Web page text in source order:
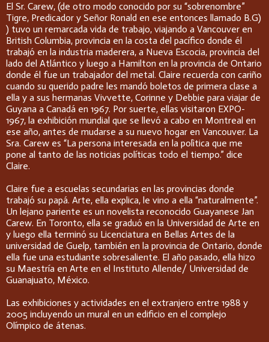
El Sr. Carew, (de otro modo conocido por su “sobrenombre”
Tigre, Predicador y Señor Ronald en ese entonces llamado B.G)
) tuvo un remarcada vida de trabajo, viajando a Vancouver en
British Columbia, provincia en la costa del pacífico donde él
trabajó en la industria maderera, a Nueva Escocia, provincia del
lado del Atlántico y luego a Hamilton en la provincia de Ontario
donde él fue un trabajador del metal. Claire recuerda con cariño
cuando su querido padre les mandó boletos de primera clase a
ella y a sus hermanas Vivvette, Corinne y Debbie para viajar de
Guyana a Canadá en 1967. Por suerte, ellas visitaron EXPO-
1967, la exhibición mundial que se llevó a cabo en Montreal en
ese año, antes de mudarse a su nuevo hogar en Vancouver. La
Sra. Carew es “La persona interesada en la polìtica que me
pone al tanto de las noticias políticas todo el tiempo.” dice
Claire.
Claire fue a escuelas secundarias en las provincias donde
trabajó su papá. Arte, ella explica, le vino a ella “naturalmente”.
Un lejano pariente es un novelista reconocido Guayanese Jan
Carew. En Toronto, ella se graduó en la Universidad de Arte en
y luego ella terminó su Licenciatura en Bellas Artes de la
universidad de Guelp, también en la provincia de Ontario, donde
ella fue una estudiante sobresaliente. El año pasado, ella hizo
su Maestría en Arte en el Instituto Allende/ Universidad de
Guanajuato, México.
Las exhibiciones y actividades en el extranjero entre 1988 y
2005 incluyendo un mural en un edificio en el complejo
Olímpico de átenas.